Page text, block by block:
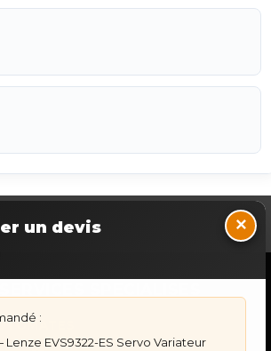
un devis ×
:
Lenze EVS9322-ES Servo Variateur